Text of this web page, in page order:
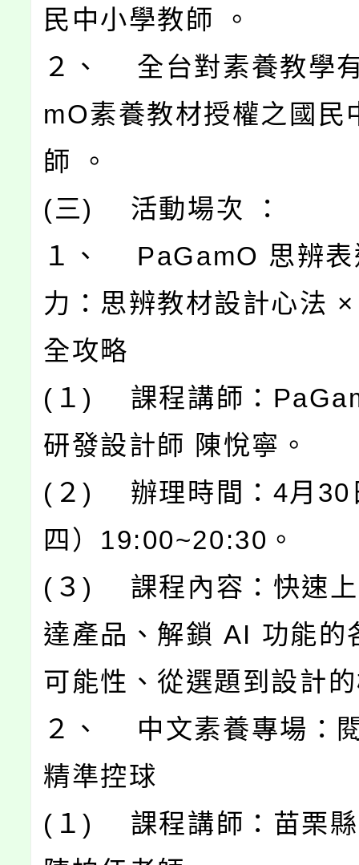
民中小學教師 。
２、 全台對素養教學
mO素養教材授權之國民
師 。
(三) 活動場次 ：
１、 PaGamO 思辨表
力：思辨教材設計心法
全攻略
(１) 課程講師：
研發設計師 陳悅寧。
(２) 辦理時間：4月30
四）19:00~20:30。
(３) 課程內容：快速上
達產品、解鎖 AI 功能的
可能性、從選題到設計
２、 中文素養專場：
精準控球
(１) 課程講師：苗栗縣